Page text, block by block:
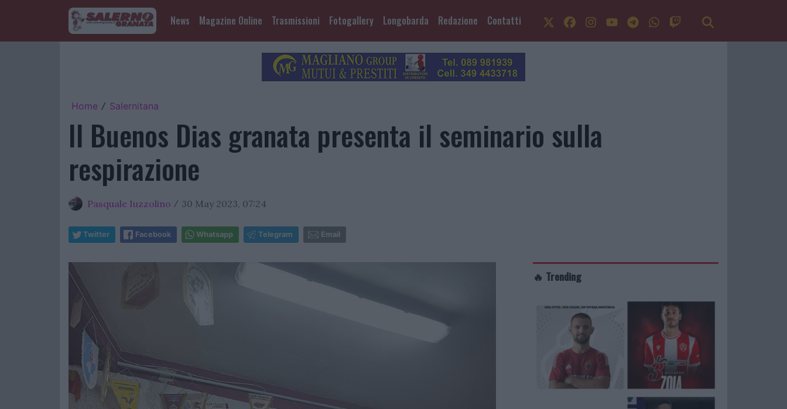
News Magazine Online Trasmissioni Fotogallery Longobarda Redazione Contatti
Home / Salernitana
Il Buenos Dias granata presenta il seminario sulla
respirazione
Pasquale Iuzzolino / 30 May 2023, 07:24
Twitter Facebook Whatsapp Telegram Email
🔥 Trending